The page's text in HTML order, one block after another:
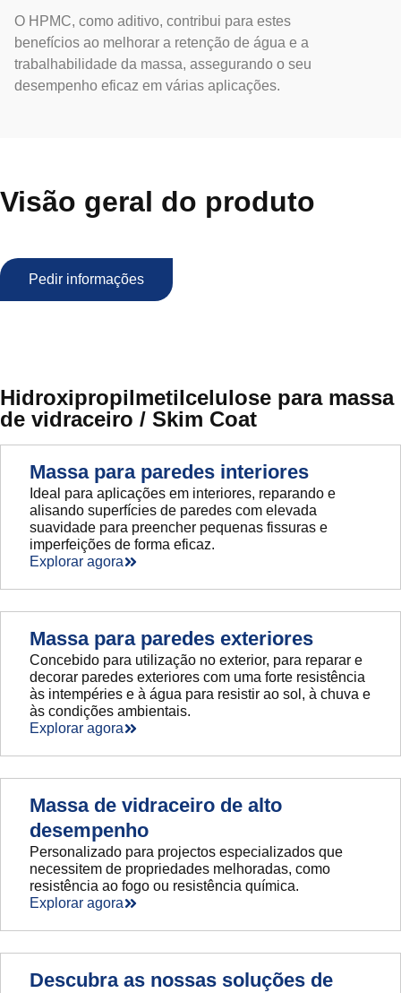
O HPMC, como aditivo, contribui para estes
benefícios ao melhorar a retenção de água e a
trabalhabilidade da massa, assegurando o seu
desempenho eficaz em várias aplicações.
Visão geral do produto
Pedir informações
Hidroxipropilmetilcelulose para massa
de vidraceiro / Skim Coat
Massa para paredes interiores
Ideal para aplicações em interiores, reparando e
alisando superfícies de paredes com elevada
suavidade para preencher pequenas fissuras e
imperfeições de forma eficaz.
Explorar agora
Massa para paredes exteriores
Concebido para utilização no exterior, para reparar e
decorar paredes exteriores com uma forte resistência
às intempéries e à água para resistir ao sol, à chuva e
às condições ambientais.
Explorar agora
Massa de vidraceiro de alto
desempenho
Personalizado para projectos especializados que
necessitem de propriedades melhoradas, como
resistência ao fogo ou resistência química.
Explorar agora
Descubra as nossas soluções de